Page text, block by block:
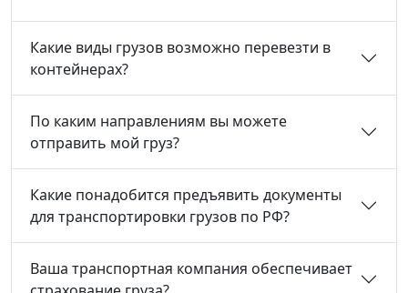
Какие виды грузов возможно перевезти в
контейнерах?
По каким направлениям вы можете
отправить мой груз?
Какие понадобится предъявить документы
для транспортировки грузов по РФ?
Ваша транспортная компания обеспечивает